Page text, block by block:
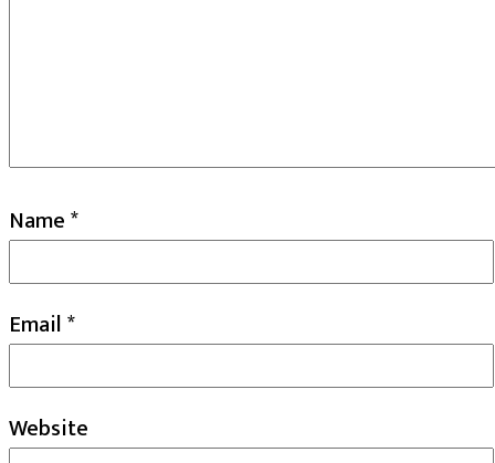
Name*
Email*
Website